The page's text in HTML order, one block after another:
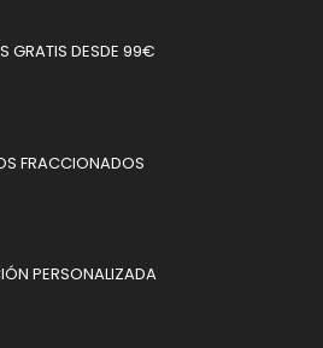
GRATIS DESDE 99€
FRACCIONADOS
PERSONALIZADA